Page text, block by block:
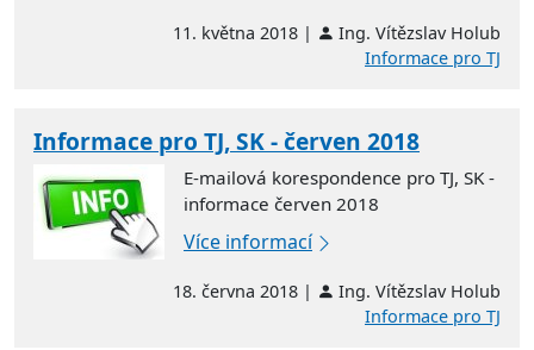
11. května 2018 |
Ing. Vítězslav Holub
Informace pro TJ
Informace pro TJ, SK - červen 2018
E-mailová korespondence pro TJ, SK -
informace červen 2018
Více informací
18. června 2018 |
Ing. Vítězslav Holub
Informace pro TJ